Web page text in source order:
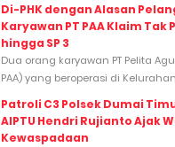
Di-PHK dengan Alasan
Karyawan PT PAA Klaim Tak
hingga SP 3
Dua orang karyawan PT Pelita
PAA) yang beroperasi di
Patroli C3 Polsek Dumai
AIPTU Hendri Rujianto Ajak
Kewaspadaan